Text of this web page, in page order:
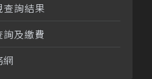
查詢結果
詢及繳費
網